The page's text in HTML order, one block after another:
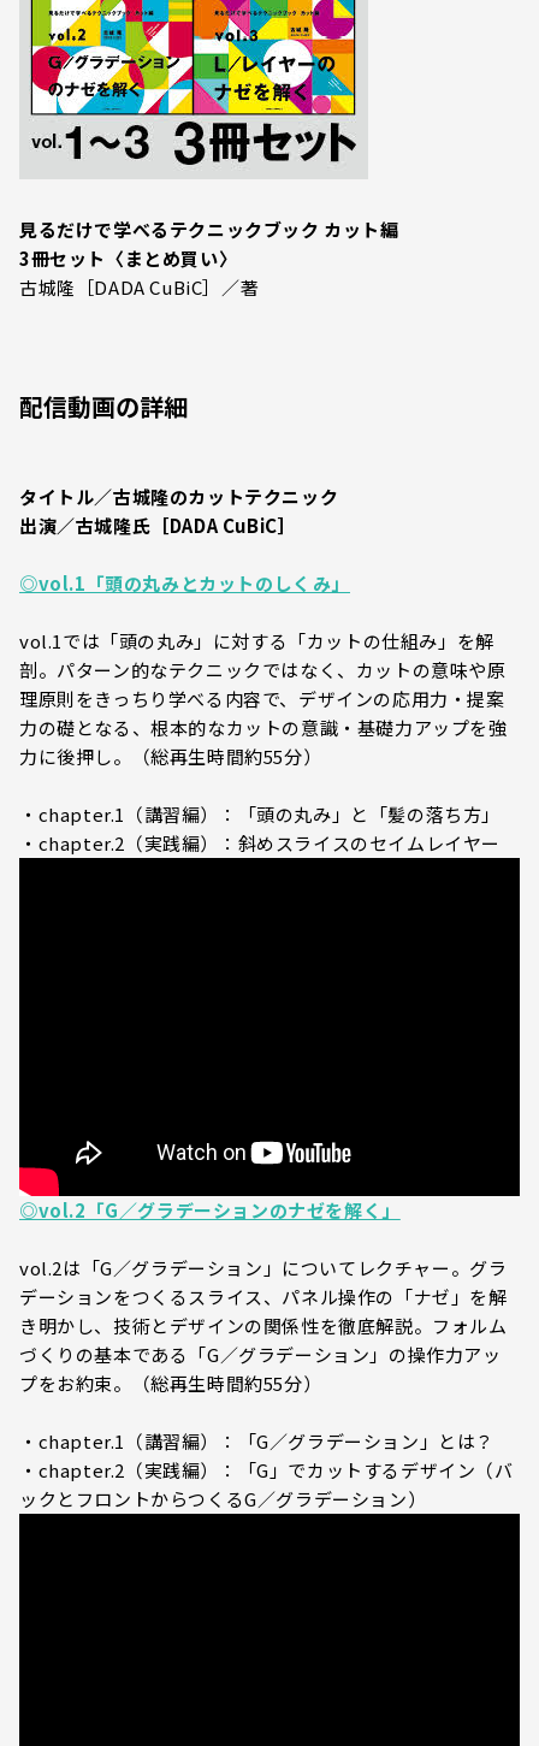
見るだけで学べるテクニックブック カット編
3冊セット〈まとめ買い〉
古城隆［DADA CuBiC］／著
配信動画の詳細
タイトル／古城隆のカットテクニック
出演／古城隆氏［DADA CuBiC］
◎vol.1「頭の丸みとカットのしくみ」
vol.1では「頭の丸み」に対する「カットの仕組み」を解
剖。パターン的なテクニックではなく、カットの意味や原
理原則をきっちり学べる内容で、デザインの応用力・提案
力の礎となる、根本的なカットの意識・基礎力アップを強
力に後押し。（総再生時間約55分）
・chapter.1（講習編）：「頭の丸み」と「髪の落ち方」
・chapter.2（実践編）：斜めスライスのセイムレイヤー
◎vol.2「G／グラデーションのナゼを解く」
vol.2は「G／グラデーション」についてレクチャー。グラ
デーションをつくるスライス、パネル操作の「ナゼ」を解
き明かし、技術とデザインの関係性を徹底解説。フォルム
づくりの基本である「G／グラデーション」の操作力アッ
プをお約束。（総再生時間約55分）
・chapter.1（講習編）：「G／グラデーション」とは？
・chapter.2（実践編）：「G」でカットするデザイン（バ
ックとフロントからつくるG／グラデーション）